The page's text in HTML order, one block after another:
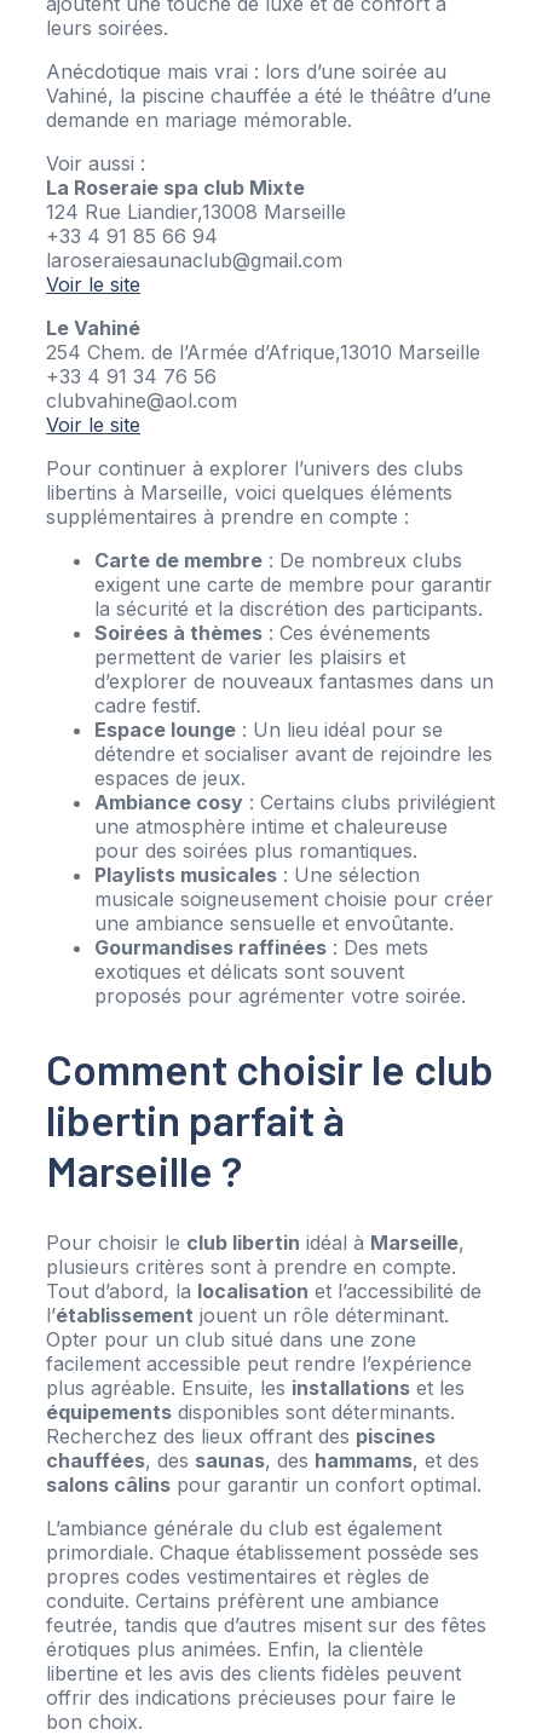
leurs soirées.
Anécdotique mais vrai : lors d’une soirée au
Vahiné, la piscine chauffée a été le théâtre d’une
demande en mariage mémorable.
Voir aussi :
La Roseraie spa club Mixte
124 Rue Liandier,13008 Marseille
+33 4 91 85 66 94
laroseraiesaunaclub@gmail.com
Voir le site
Le Vahiné
254 Chem. de l’Armée d’Afrique,13010 Marseille
+33 4 91 34 76 56
clubvahine@aol.com
Voir le site
Pour continuer à explorer l’univers des clubs
libertins à Marseille, voici quelques éléments
supplémentaires à prendre en compte :
Carte de membre : De nombreux clubs
exigent une carte de membre pour garantir
la sécurité et la discrétion des participants.
Soirées à thèmes : Ces événements
permettent de varier les plaisirs et
d’explorer de nouveaux fantasmes dans un
cadre festif.
Espace lounge : Un lieu idéal pour se
détendre et socialiser avant de rejoindre les
espaces de jeux.
Ambiance cosy : Certains clubs privilégient
une atmosphère intime et chaleureuse
pour des soirées plus romantiques.
Playlists musicales : Une sélection
musicale soigneusement choisie pour créer
une ambiance sensuelle et envoûtante.
Gourmandises raffinées : Des mets
exotiques et délicats sont souvent
proposés pour agrémenter votre soirée.
Comment choisir le club
libertin parfait à
Marseille ?
Pour choisir le club libertin idéal à Marseille,
plusieurs critères sont à prendre en compte.
Tout d’abord, la localisation et l’accessibilité de
l’établissement jouent un rôle déterminant.
Opter pour un club situé dans une zone
facilement accessible peut rendre l’expérience
plus agréable. Ensuite, les installations et les
équipements disponibles sont déterminants.
Recherchez des lieux offrant des piscines
chauffées, des saunas, des hammams, et des
salons câlins pour garantir un confort optimal.
L’ambiance générale du club est également
primordiale. Chaque établissement possède ses
propres codes vestimentaires et règles de
conduite. Certains préfèrent une ambiance
feutrée, tandis que d’autres misent sur des fêtes
érotiques plus animées. Enfin, la clientèle
libertine et les avis des clients fidèles peuvent
offrir des indications précieuses pour faire le
bon choix.